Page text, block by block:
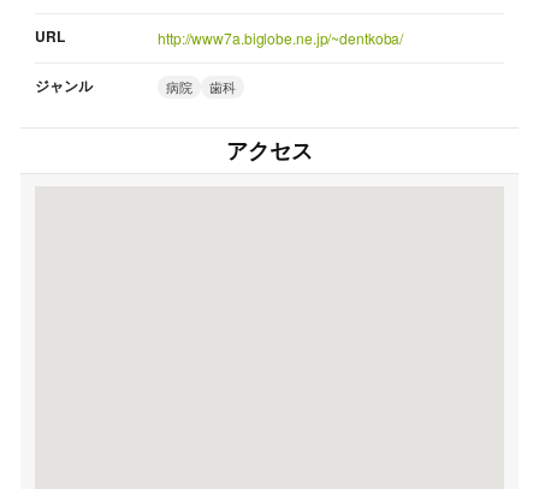
URL http://www7a.biglobe.ne.jp/~dentkoba/
ジャンル 病院 歯科
アクセス